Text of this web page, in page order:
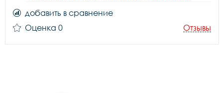
добавить в сравнение
Оценка 0
Отзывы